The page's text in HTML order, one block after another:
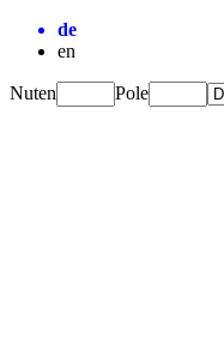
de
en
Nuten Pole